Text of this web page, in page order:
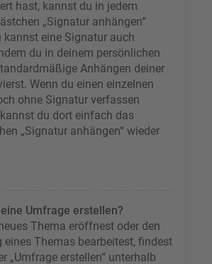
hast, kannst du in jedem
„Signatur anhängen“
kannst eine Signatur auch
du in deinem persönlichen
Anhängen deiner
Wenn du einen einzelnen
ohne Signatur verfassen
du dort einfach das
„Signatur anhängen“ wieder
Umfrage erstellen?
Thema eröffnest oder den
eines Themas bearbeitest, findest
„Umfrage erstellen“ unterhalb